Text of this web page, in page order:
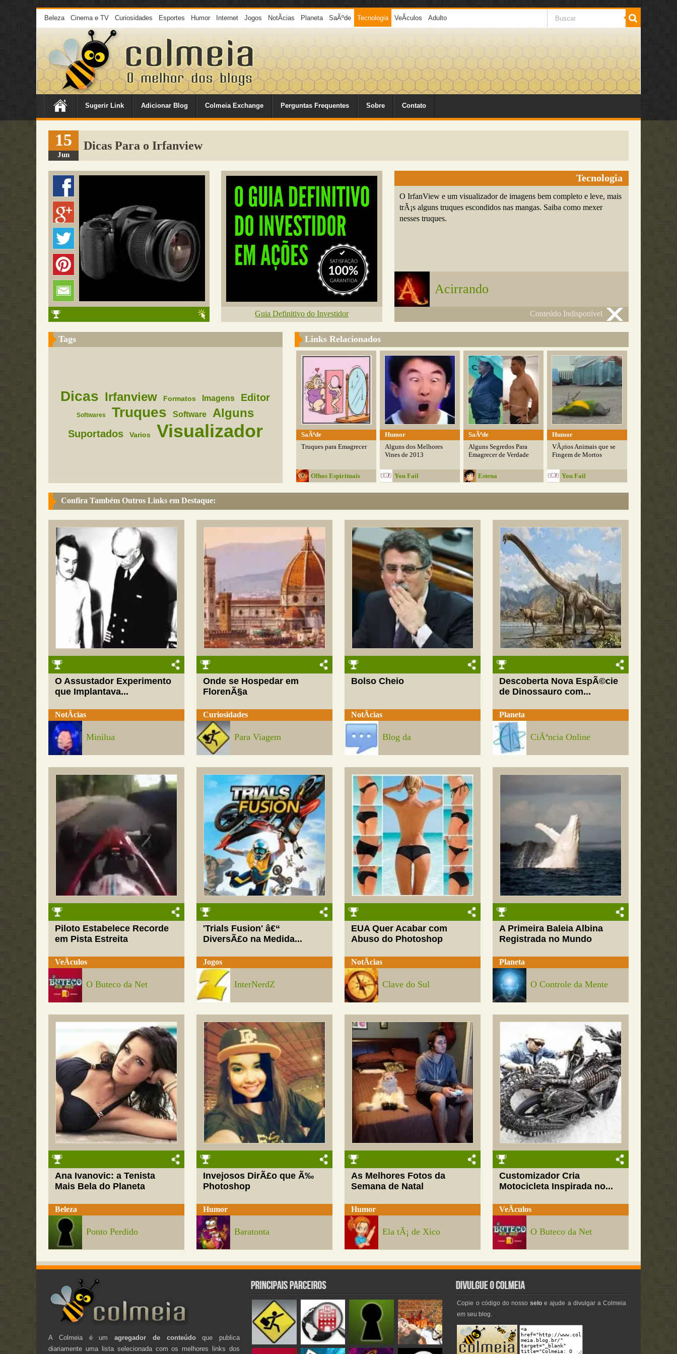
Beleza Cinema e TV Curiosidades Esportes Humor Internet Jogos NotÃ­cias Planeta SaÃºde Tecnologia VeÃ­culos Adulto
Sugerir Link Adicionar Blog Colmeia Exchange Perguntas Frequentes Sobre Contato
15
Jun
Dicas Para o Irfanview
Guia Definitivo do Investidor
Tecnologia
O IrfanView e um visualizador de imagens bem completo e leve, mais
trÃ¡s alguns truques escondidos nas mangas. Saiba como mexer
nesses truques.
Acirrando
Conteúdo Indisponível
Tags
Dicas Irfanview Formatos Imagens Editor
Softwares Truques Software Alguns
Suportados Varios Visualizador
Links Relacionados
SaÃºde
Truques para Emagrecer
Olhos Espirituais
Humor
Alguns dos Melhores
Vines de 2013
You Fail
SaÃºde
Alguns Segredos Para
Emagrecer de Verdade
Estena
Humor
VÃ¡rios Animais que se
Fingem de Mortos
You Fail
Confira Também Outros Links em Destaque:
O Assustador Experimento
que Implantava...
NotÃ­cias
Minilua
Onde se Hospedar em
FlorenÃ§a
Curiosidades
Para Viagem
Bolso Cheio
NotÃ­cias
Blog da
Descoberta Nova EspÃ©cie
de Dinossauro com...
Planeta
CiÃªncia Online
Piloto Estabelece Recorde
em Pista Estreita
VeÃ­culos
O Buteco da Net
'Trials Fusion' â€“
DiversÃ£o na Medida...
Jogos
InterNerdZ
EUA Quer Acabar com
Abuso do Photoshop
NotÃ­cias
Clave do Sul
A Primeira Baleia Albina
Registrada no Mundo
Planeta
O Controle da Mente
Ana Ivanovic: a Tenista
Mais Bela do Planeta
Beleza
Ponto Perdido
Invejosos DirÃ£o que Ã‰
Photoshop
Humor
Baratonta
As Melhores Fotos da
Semana de Natal
Humor
Ela tÃ¡ de Xico
Customizador Cria
Motocicleta Inspirada no...
VeÃ­culos
O Buteco da Net
A Colmeia é umagregador de conteúdoque publica
diariamente uma lista selecionada com os melhores links dos
Copie o código do nossoselo e ajude a divulgar a Colmeia
em seu blog.